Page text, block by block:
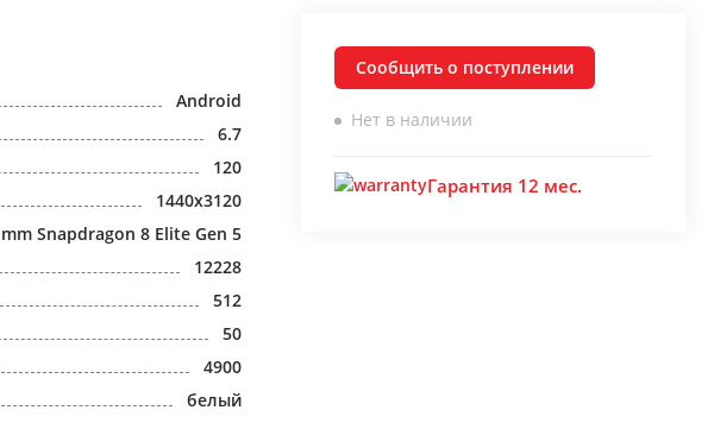
Android
6.7
120
1440x3120
Snapdragon 8 Elite Gen 5
12228
512
50
4900
белый
Сообщить о поступлении
Нет в наличии
Гарантия 12 мес.